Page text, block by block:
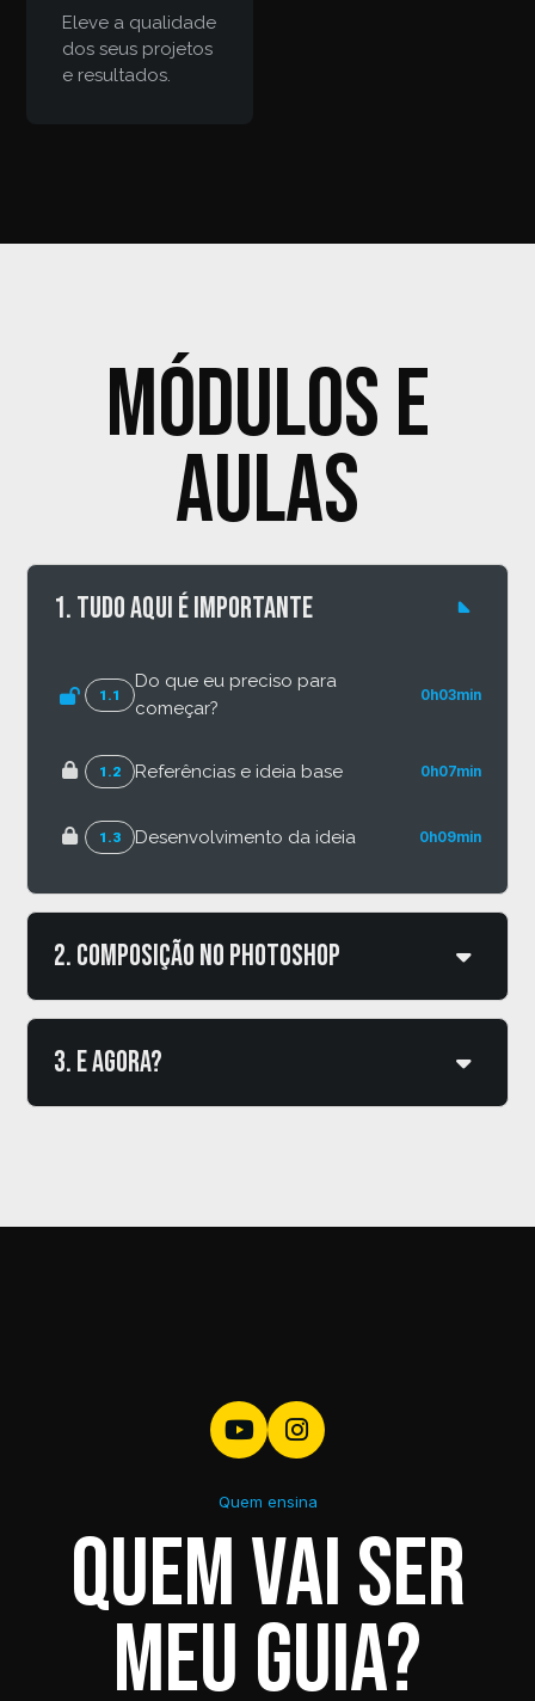
Eleve a qualidade
dos seus projetos
e resultados.
Módulos e
aulas
1. Tudo aqui é importante
1.1
Do que eu preciso para
começar?
0h03min
1.2 Referências e ideia base 0h07min
1.3 Desenvolvimento da ideia 0h09min
2. Composição no photoshop
2.4 Tratar imagem 0h07min
Estilos de camada
2.9 Inserir ícone 0h03min
2.10 Inserir partículas
2.11 Ajuste final e salvar
3. E agora?
Quem ensina
Quem vai ser
meu guia?